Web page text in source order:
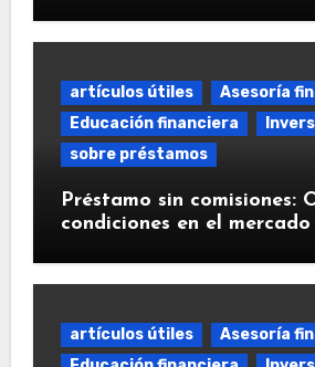
artículos útiles
Asesoría
Educación financiera
sobre préstamos
Préstamo sin comisiones:
condiciones en el
artículos útiles
Asesoría